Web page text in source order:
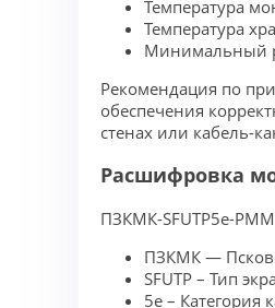
Температура
Температура
Минимальный
Рекомендация по
обеспечения
стенах или кабель-
Расшифровка
ПЗКМК-SFUTP5e-PMM
ПЗКМК —
SFUTP – Тип
5e – Категория